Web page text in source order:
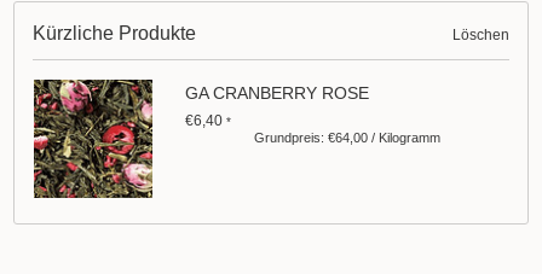
Kürzliche Produkte Löschen
GA CRANBERRY ROSE
€6,40*
Grundpreis: €64,00 / Kilogramm